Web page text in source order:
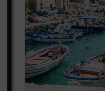
intensywność kolorów.
Łatwość montażu, dzięki
odmienić swoje wnętrze.
Wszechstronność
pomieszczeń i stylów